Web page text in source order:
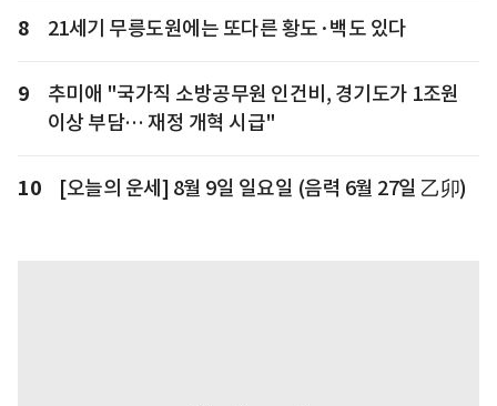
8 21세기 무릉도원에는 또다른 황도·백도 있다
9
추미애 "국가직 소방공무원 인건비, 경기도가 1조원
이상 부담… 재정 개혁 시급"
10 [오늘의 운세] 8월 9일 일요일 (음력 6월 27일 乙卯)